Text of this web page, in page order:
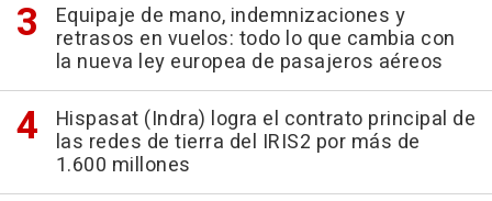
Equipaje de mano, indemnizaciones y
retrasos en vuelos: todo lo que cambia con
la nueva ley europea de pasajeros aéreos
Hispasat (Indra) logra el contrato principal de
las redes de tierra del IRIS2 por más de
1.600 millones